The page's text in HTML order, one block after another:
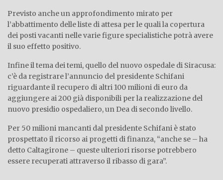
Previsto anche un approfondimento mirato per
l’abbattimento delle liste di attesa per le quali la copertura
dei posti vacanti nelle varie figure specialistiche potrà avere
il suo effetto positivo.
Infine il tema dei temi, quello del nuovo ospedale di Siracusa:
c’è da registrare l’annuncio del presidente Schifani
riguardante il recupero di altri 100 milioni di euro da
aggiungere ai 200 già disponibili per la realizzazione del
nuovo presidio ospedaliero, un Dea di secondo livello.
Per 50 milioni mancanti dal presidente Schifani è stato
prospettato il ricorso ai progetti di finanza, “anche se – ha
detto Caltagirone – queste ulteriori risorse potrebbero
essere recuperati attraverso il ribasso di gara”.